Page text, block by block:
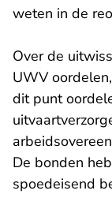
weten in de
Over de
UWV
dit punt
De bonden
spoedeisend